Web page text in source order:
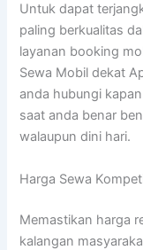
Untuk dapat
paling berkualitas
layanan booking
Sewa Mobil dekat
anda hubungi
saat anda benar
walaupun dini hari.
Harga Sewa
Memastikan harga
kalangan